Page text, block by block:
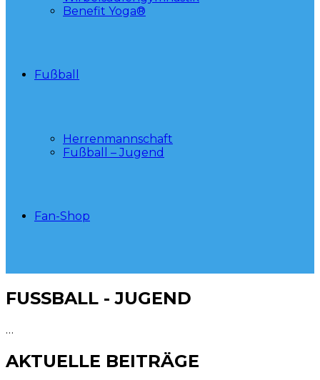
Benefit Yoga®
Fußball
Herrenmannschaft
Fußball – Jugend
Fan-Shop
FUSSBALL - JUGEND
…
AKTUELLE BEITRÄGE